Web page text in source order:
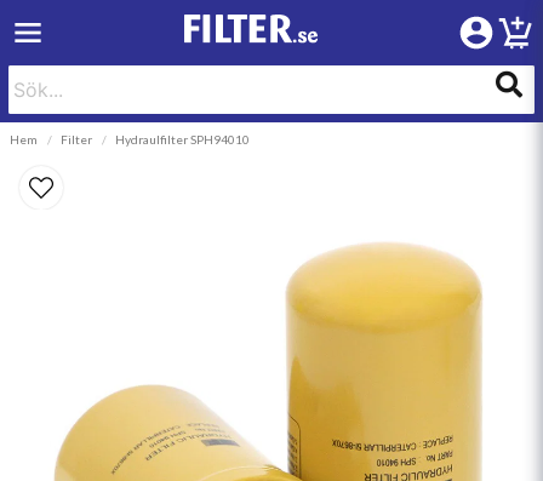
Hem Filter Hydraulfilter SPH94010